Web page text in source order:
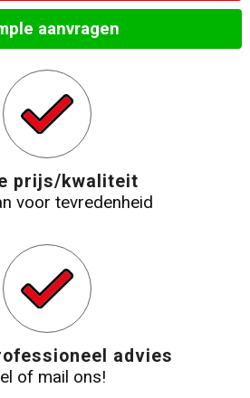
aanvragen
prijs/kwaliteit
voor tevredenheid
advies
of mail ons!